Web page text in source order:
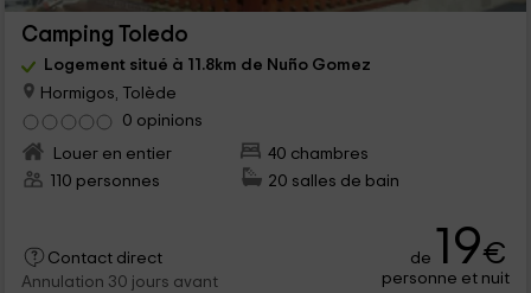
Camping Toledo
Logement situé à 11.8km de Nuño Gomez
Hormigos, Tolède
0 opinions
Louer en entier
40 chambres
110 personnes
20 salles de bain
Contact direct
Annulation 30 jours avant
de 19€
personne et nuit